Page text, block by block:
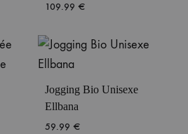
109.99 €
Jogging Bio Unisexe
Ellbana
59.99 €